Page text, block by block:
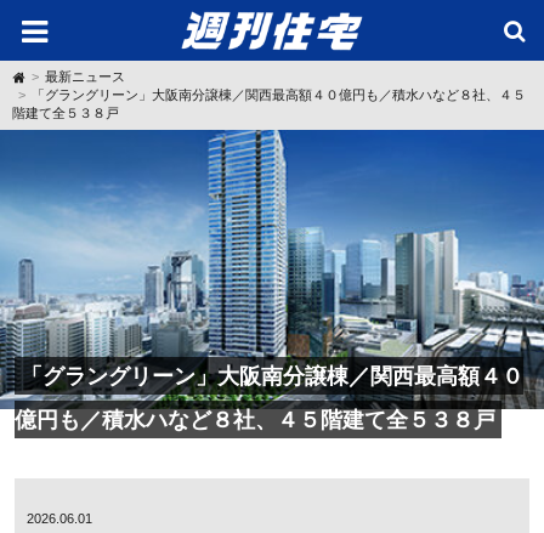
H
o
m
e
最新ニュース
「グラングリーン」大阪南分譲棟／関西最高額４０億円も／積水ハなど８社、４５
階建て全５３８戸
「グラングリーン」大阪南分譲棟／関西最高額４０
億円も／積水ハなど８社、４５階建て全５３８戸
2026.06.01